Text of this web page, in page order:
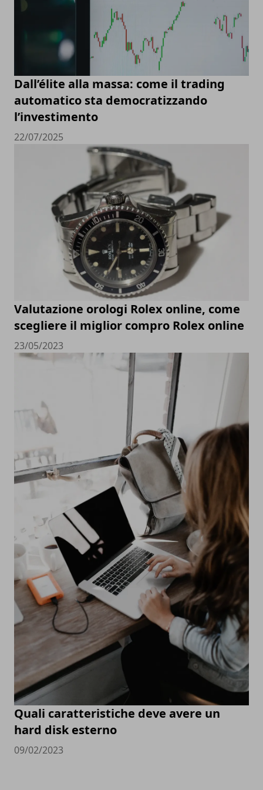
Dall’élite alla massa: come il trading
automatico sta democratizzando
l’investimento
22/07/2025
Valutazione orologi Rolex online, come
scegliere il miglior compro Rolex online
23/05/2023
Quali caratteristiche deve avere un
hard disk esterno
09/02/2023